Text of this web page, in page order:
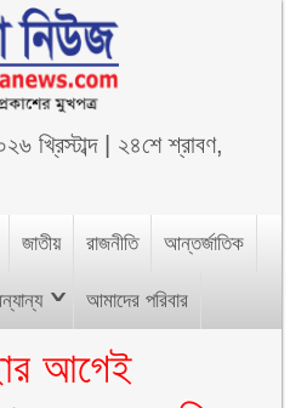
খ্রিস্টাব্দ| ২৪শে শ্রাবণ,
জাতীয় রাজনীতি আন্তর্জাতিক
আমাদের পরিবার
আগেই